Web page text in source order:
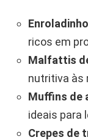
ricos em
Malfattis
nutritiva às
Muffins de
ideais para
Crepes de